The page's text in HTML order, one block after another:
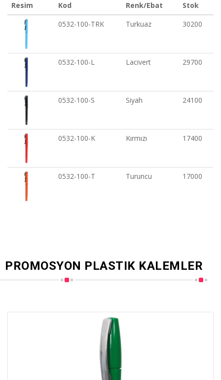
Resim Kod Renk/Ebat
Stok
0532-100-TRK
Turkuaz 30200
0532-100-L Lacivert 29700
0532-100-S Siyah 24100
0532-100-K Kırmızı 17400
0532-100-T Turuncu 17000
PROMOSYON PLASTIK KALEMLER